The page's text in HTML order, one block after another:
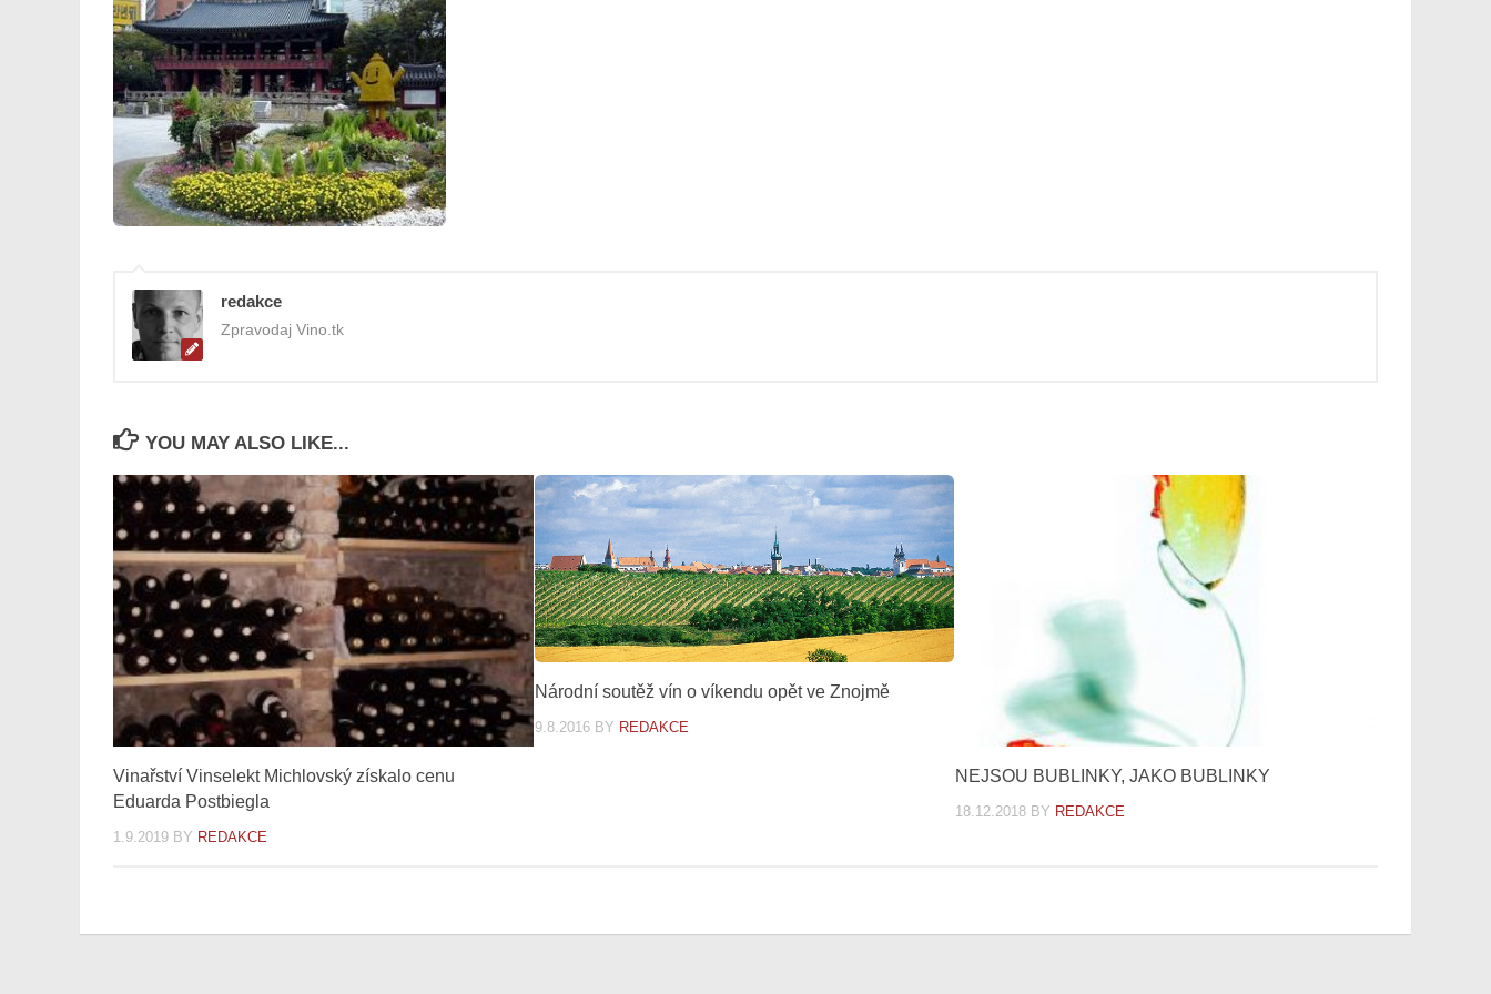
redakce
Zpravodaj Vino.tk
YOU MAY ALSO LIKE...
Vinařství Vinselekt Michlovský získalo cenu
Eduarda Postbiegla
1.9.2019 BY REDAKCE
Národní soutěž vín o víkendu opět ve Znojmě
9.8.2016BY REDAKCE
NEJSOU BUBLINKY, JAKO BUBLINKY
18.12.2018 BY REDAKCE